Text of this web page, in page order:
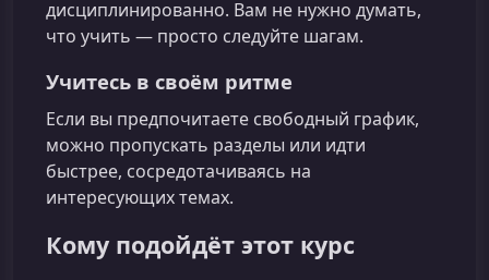
дисциплинированно. Вам не нужно думать,
что учить — просто следуйте шагам.
Учитесь в своём ритме
Если вы предпочитаете свободный график,
можно пропускать разделы или идти
быстрее, сосредотачиваясь на
интересующих темах.
Кому подойдёт этот курс